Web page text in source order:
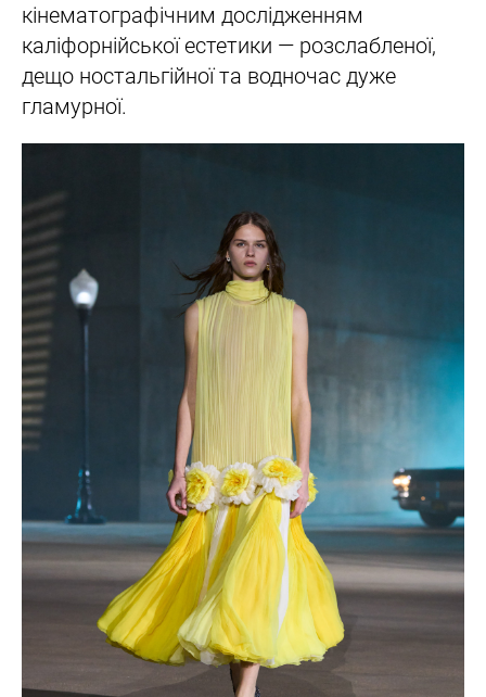
кінематографічним дослідженням
каліфорнійської естетики — розслабленої,
дещо ностальгійної та водночас дуже
гламурної.